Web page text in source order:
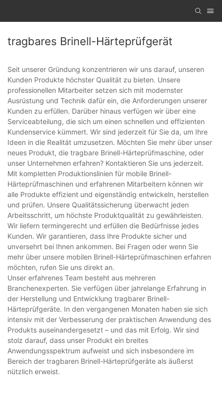
tragbares Brinell-Härteprüfgerät
Seit unserer Gründung konzentrieren wir uns darauf, unseren
Kunden Produkte höchster Qualität zu bieten. Unsere
professionellen Mitarbeiter setzen sich mit modernster
Ausrüstung und Technik dafür ein, die Anforderungen unserer
Kunden zu erfüllen. Darüber hinaus verfügen wir über eine
Serviceabteilung, die sich um einen schnellen und effizienten
Kundenservice kümmert. Wir sind jederzeit für Sie da, um Ihre
Ideen in die Realität umzusetzen. Möchten Sie mehr über unser
neues Produkt, die tragbare Brinell-Härteprüfmaschine, oder
unser Unternehmen erfahren? Kontaktieren Sie uns jederzeit.
Mit kompletten Produktionslinien für mobile Brinell-
Härteprüfmaschinen und erfahrenen Mitarbeitern können wir
alle Produkte effizient und eigenständig entwickeln, herstellen
und prüfen. Unsere Qualitätssicherung überwacht jeden
Arbeitsschritt, um höchste Produktqualität zu gewährleisten.
Wir liefern termingerecht und erfüllen die Bedürfnisse jedes
Kunden. Wir garantieren, dass Ihre Produkte sicher und
unversehrt bei Ihnen ankommen. Bei Fragen oder wenn Sie
mehr über unsere mobilen Brinell-Härteprüfmaschinen erfahren
möchten, rufen Sie uns direkt an.
Unser erfahrenes Team besteht aus mehreren
Branchenexperten. Sie verfügen über jahrelange Erfahrung in
der Herstellung und Entwicklung tragbarer Brinell-
Härteprüfgeräte. In den vergangenen Monaten haben sie sich
intensiv mit der Verbesserung der praktischen Anwendung des
Produkts auseinandergesetzt – und das mit Erfolg. Wir sind
stolz darauf, dass unser Produkt ein breites
Anwendungsspektrum aufweist und sich insbesondere im
Bereich der tragbaren Brinell-Härteprüfgeräte als äußerst
nützlich erweist.